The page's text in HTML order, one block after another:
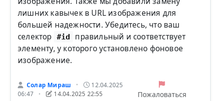
лишних кавычек в URL изображения для
большей надежности. Убедитесь, что ваш
селектор
#id
правильный и соответствует
элементу, у которого установлено фоновое
изображение.
Солар Мираш •
12.04.2025
06:47
• 14.04.2025 22:55 Пожаловаться